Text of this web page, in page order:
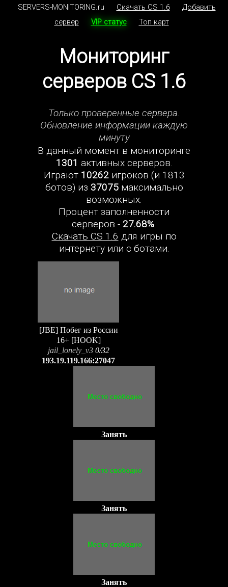
SERVERS-MONITORING.ru Скачать CS 1.6
Добавить
сервер
VIP статус Топ карт
Мониторинг
серверов CS 1.6
Только проверенные сервера.
Обновление информации каждую
минуту
В данный момент в мониторинге
1301 активных серверов.
Играют 10262игроков (и 1813
ботов) из 37075максимально
возможных.
Процент заполненности
серверов - 27.68%.
Скачать CS 1.6 для игры по
интернету или с ботами.
[JBE] Побег из России
16+ [HOOK]
jail_lonely_v3 0/32
193.19.119.166:27047
Занять
Занять
Занять